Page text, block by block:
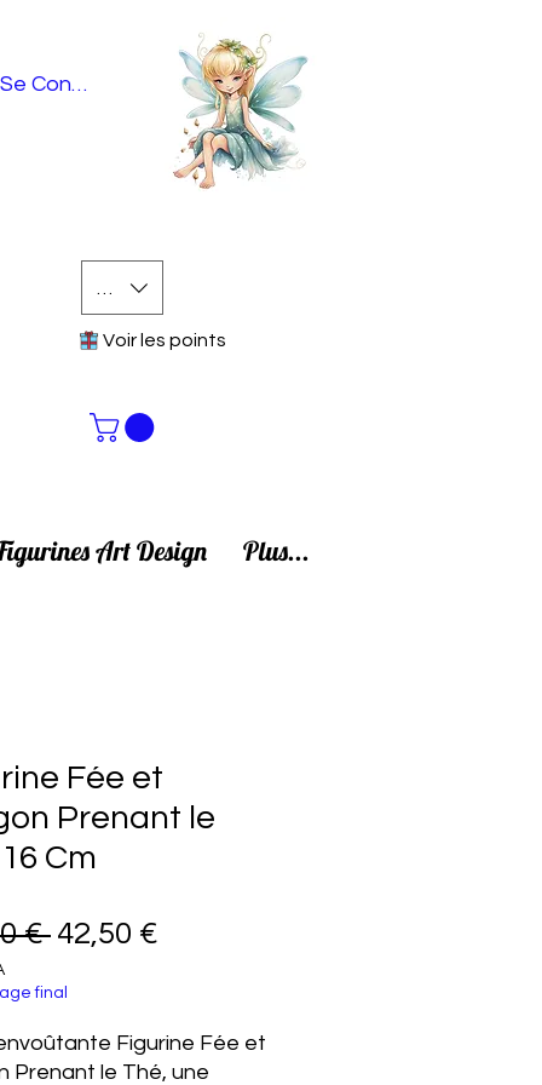
Se Connecter
EUR (€)
Voir les points
Art Design Plus...
Fée et
Prenant le
Cm
€ Prix original
42,50 €
final
Figurine Fée et
Prenant le Thé, une